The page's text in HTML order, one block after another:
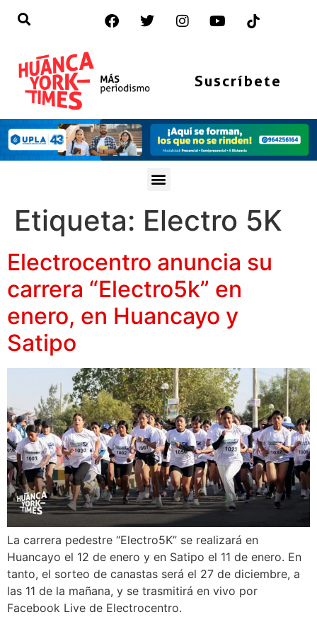
Suscríbete
Etiqueta: Electro 5K
Electrocentro anuncia su
carrera “Electro5k” en
enero, en Huancayo y
Satipo
La carrera pedestre “Electro5K” se realizará en
Huancayo el 12 de enero y en Satipo el 11 de enero. En
tanto, el sorteo de canastas será el 27 de diciembre, a
las 11 de la mañana, y se trasmitirá en vivo por
Facebook Live de Electrocentro.